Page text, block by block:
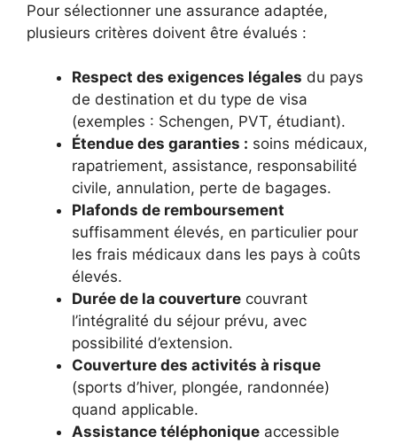
Pour sélectionner une assurance adaptée,
plusieurs critères doivent être évalués :
Respect des exigences légales du pays
de destination et du type de visa
(exemples : Schengen, PVT, étudiant).
Étendue des garanties : soins médicaux,
rapatriement, assistance, responsabilité
civile, annulation, perte de bagages.
Plafonds de remboursement
suffisamment élevés, en particulier pour
les frais médicaux dans les pays à coûts
élevés.
Durée de la couverture couvrant
l’intégralité du séjour prévu, avec
possibilité d’extension.
Couverture des activités à risque
(sports d’hiver, plongée, randonnée)
quand applicable.
Assistance téléphonique accessible